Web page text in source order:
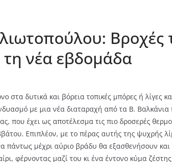
Βροχές
τη νέα εβδομάδα
στα δυτικά και βόρεια τοπικές μπόρες ή λίγες
με μια νέα διαταραχή από τα Β.
έχει ως αποτέλεσμα τις πιο δροσερές
Επιπλέον, με το πέρας αυτής της ψυχρής
μέχρι αύριο βράδυ θα εξασθενήσουν και
φέρνοντας μαζί του κι ένα έντονο κύμα